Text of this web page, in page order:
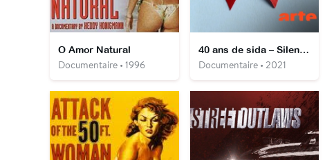
O Amor Natural
Documentaire • 1996
40 ans de sida – Silence = mort
Documentaire • 2021